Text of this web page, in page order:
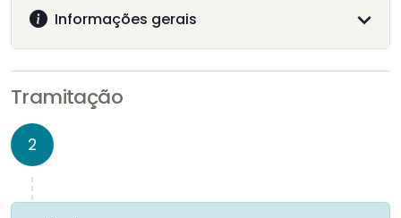
Informações gerais
Tramitação
2